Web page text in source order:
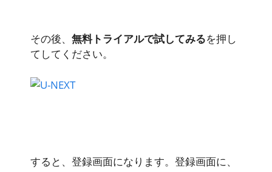
その後、 無料トライアルで試してみるを押し
てしてください。
すると、登録画面になります。登録画面に、